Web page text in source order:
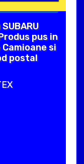
pus in
si
postal